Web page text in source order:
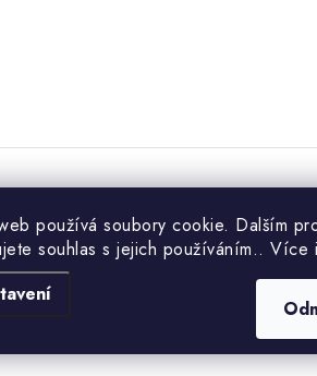
používá soubory cookie. Dalším
souhlas s jejich používáním.. Více